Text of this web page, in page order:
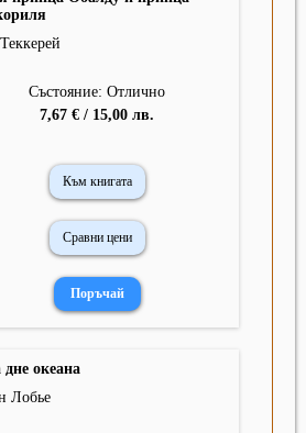
Състояние: Отлично
7,67 € / 15,00 лв.
Към книгата
Сравни цени
океана
Лобье